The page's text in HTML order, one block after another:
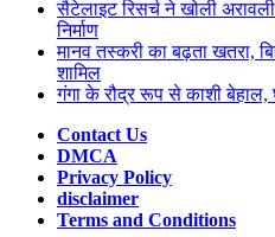
सैटेलाइट रिसर्च ने खोली
निर्माण
मानव तस्करी का बढ़ता खतरा,
शामिल
गंगा के रौद्र रूप से काशी
Contact Us
DMCA
Privacy Policy
disclaimer
Terms and Conditions